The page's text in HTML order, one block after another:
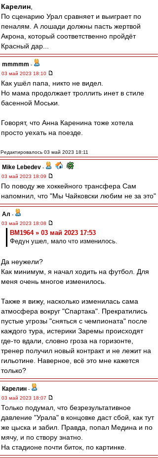
Карелин
По сценарию Урал сравняет и выиграет по
пеналям. А лошади должны пасть жертвой
Акрона, который соответственно пройдёт
Красный дар...
mmmmm -
03 май 2023 18:10
Как ушёл папа, никто не видел.
Но мама продолжает троллить инет в стиле
басенной Моськи.
Говорят, что Анна Каренина тоже хотела
просто уехать на поезде.
Редактировалось 03 май 2023 18:11
Mike Lebedev -
03 май 2023 18:09
По поводу же хоккейного трансфера Сам
напомнил, что "Мы Чайковски любим не за это"
Ал -
03 май 2023 18:08
BM1964 » 03 май 2023 17:53
Федун ушел, мало что изменилось.
Да неужели?
Как минимум, я начал ходить на футбол. Для
меня очень многое изменилось.
Также я вижу, насколько изменилась сама
атмосфера вокруг "Спартака". Прекратились
пустые угрозы "сняться с чемпионата" после
каждого тура, истерики Заремы происходят
где-то вдали, словно гроза на горизонте,
тренер получил новый контракт и не лежит на
гильотине. Наверное, всё это мне кажется
только?
Карелин -
03 май 2023 18:07
Только подумал, что безрезультативное
давление "Урала" в концовке даст сбой, как тут
же цыска и забил. Правда, попал Медина и по
мячу, и по створу знатно.
На стадионе почти биток, по картинке.